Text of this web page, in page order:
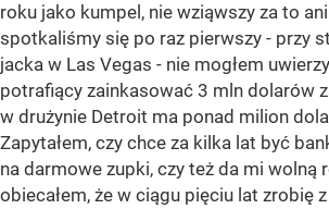
roku jako kumpel, nie wziąwszy za to
spotkaliśmy się po raz pierwszy - przy
jacka w Las Vegas - nie mogłem
potrafiący zainkasować 3 mln dolarów
w drużynie Detroit ma ponad milion
Zapytałem, czy chce za kilka lat być
na darmowe zupki, czy też da mi wolną
obiecałem, że w ciągu pięciu lat zrobię